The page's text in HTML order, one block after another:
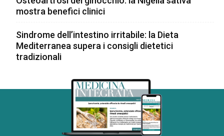
mostra benefici clinici
Sindrome dell’intestino irritabile: la Dieta
Mediterranea supera i consigli dietetici
tradizionali